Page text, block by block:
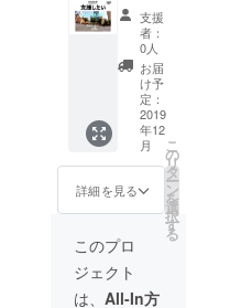
ださ
い。
https://
www.w
heelingt
okyo.co
m/for-
sales閉
じる
て当店
HPに貴
社名を
掲載or
バナー
を設置
※貴社名
の掲載
及びバ
ナー設
置は
2020年
日まで
とさせ
ていた
だきま
支援
者：
0人
お届
け予
定：
2019
年12
月
詳細を見る
こ
の
リ
タ
ー
ン
を
選
択
す
る
このプロ
ジェクト
は、 All-In方